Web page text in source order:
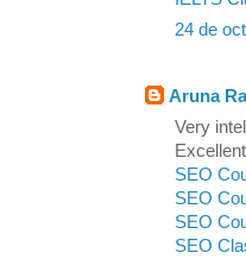
24 de
Aruna
Very
SEO
SEO
SEO
SEO